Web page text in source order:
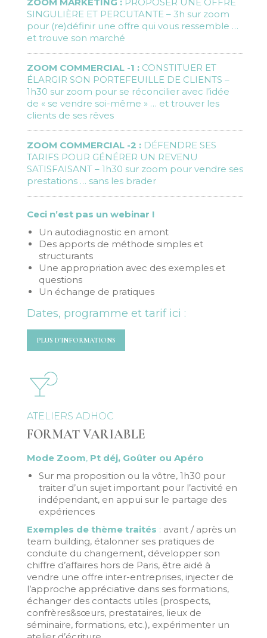
ZOOM MARKETING : PROPOSER UNE OFFRE
SINGULIÈRE ET PERCUTANTE – 3h sur zoom
pour (re)définir une offre qui vous ressemble …
et trouve son marché
ZOOM COMMERCIAL -1 : CONSTITUER ET
ÉLARGIR SON PORTEFEUILLE DE CLIENTS –
1h30 sur zoom pour se réconcilier avec l’idée
de « se vendre soi-même » … et trouver les
clients de ses rêves
ZOOM COMMERCIAL -2 : DÉFENDRE SES
TARIFS POUR GÉNÉRER UN REVENU
SATISFAISANT – 1h30 sur zoom pour vendre ses
prestations … sans les brader
Ceci n’est pas un webinar !
Un autodiagnostic en amont
Des apports de méthode simples et
structurants
Une appropriation avec des exemples et
questions
Un échange de pratiques
Dates, programme et tarif ici :
PLUS D'INFORMATIONS
ATELIERS ADHOC
FORMAT VARIABLE
Mode Zoom, Pt déj, Goûter ou Apéro
Sur ma proposition ou la vôtre, 1h30 pour
traiter d’un sujet important pour l’activité en
indépendant, en appui sur le partage des
expériences
Exemples de thème traités : avant / après un
team building, étalonner ses pratiques de
conduite du changement, développer son
chiffre d’affaires hors de Paris, être aidé à
vendre une offre inter-entreprises, injecter de
l’approche appréciative dans ses formations,
échanger des contacts utiles (prospects,
confrères&sœurs, prestataires, lieux de
séminaire, formations, etc.), expérimenter un